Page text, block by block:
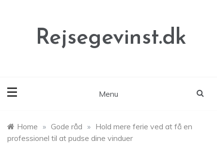
Rejsegevinst.dk
Menu
Home » Gode råd » Hold mere ferie ved at få en
professionel til at pudse dine vinduer